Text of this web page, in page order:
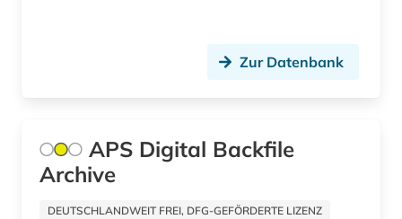
Zur Datenbank
APS Digital Backfile
Archive
DEUTSCHLANDWEIT FREI, DFG-GEFÖRDERTE LIZENZ